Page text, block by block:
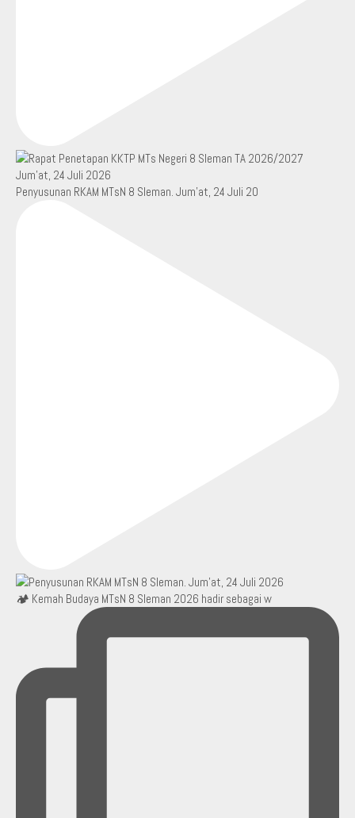
Penyusunan RKAM MTsN 8 Sleman. Jum’at, 24 Juli 20
🏕️ Kemah Budaya MTsN 8 Sleman 2026 hadir sebagai w